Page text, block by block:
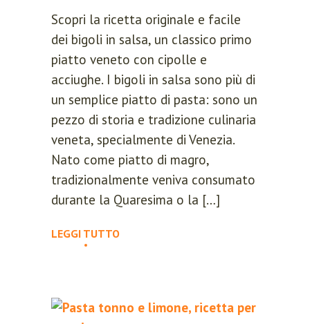
Scopri la ricetta originale e facile
dei bigoli in salsa, un classico primo
piatto veneto con cipolle e
acciughe. I bigoli in salsa sono più di
un semplice piatto di pasta: sono un
pezzo di storia e tradizione culinaria
veneta, specialmente di Venezia.
Nato come piatto di magro,
tradizionalmente veniva consumato
durante la Quaresima o la […]
LEGGI TUTTO